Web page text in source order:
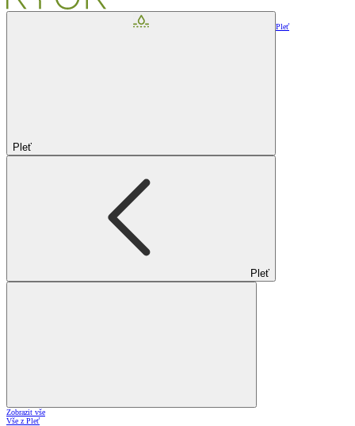
Pleť
Pleť
Pleť
Zobrazit vše
Vše z Pleť